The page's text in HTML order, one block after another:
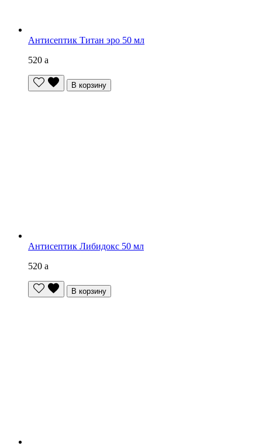
Антисептик Титан эро 50 мл
520 a
В корзину
Антисептик Либидокс 50 мл
520 a
В корзину